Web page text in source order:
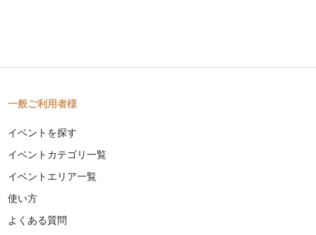
一般ご利用者様
イベントを探す
イベントカテゴリ一覧
イベントエリア一覧
使い方
よくある質問